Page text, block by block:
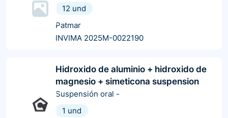
12 und
Patmar
INVIMA 2025M-0022190
Hidroxido de aluminio + hidroxido de
magnesio + simeticona suspension
Suspensión oral -
1 und